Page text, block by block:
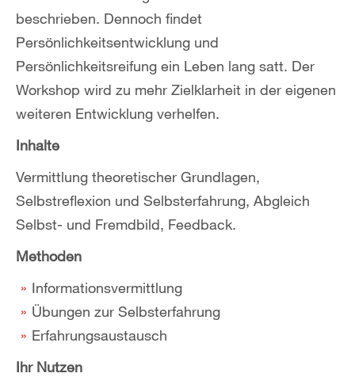
beschrieben. Dennoch findet
Persönlichkeitsentwicklung und
Persönlichkeitsreifung ein Leben lang satt. Der
Workshop wird zu mehr Zielklarheit in der eigenen
weiteren Entwicklung verhelfen.
Inhalte
Vermittlung theoretischer Grundlagen,
Selbstreflexion und Selbsterfahrung, Abgleich
Selbst- und Fremdbild, Feedback.
Methoden
Informationsvermittlung
Übungen zur Selbsterfahrung
Erfahrungsaustausch
Ihr Nutzen